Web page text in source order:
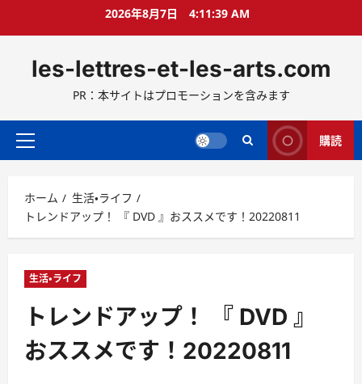
ス
ッ
2026年8月7日 4:11:41 AM
les-lettres-et-les-arts.com
PR：本サイトはプロモーションを含みます
メ
メ
ニ
ュ
購読
ホーム
生活・ライフ
トレンドアップ！ 『 DVD 』おススメです！20220811
生活・ライフ
トレンドアップ！ 『 DVD 』
おススメです！20220811